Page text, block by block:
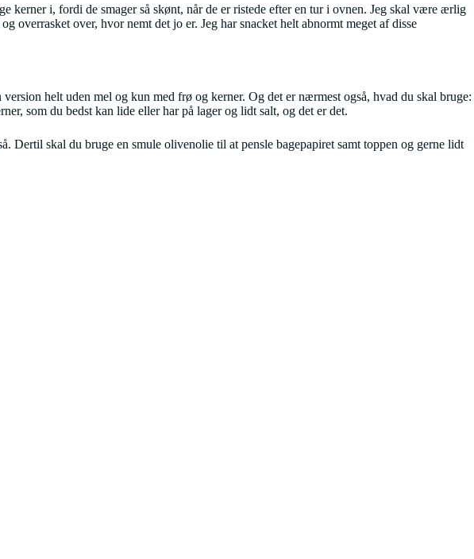
i, fordi de smager så skønt, når de er ristede efter en tur i ovnen. Jeg skal være ærlig
over, hvor nemt det jo er. Jeg har snacket helt abnormt meget af disse
helt uden mel og kun med frø og kerner. Og det er nærmest også, hvad du skal bruge:
som du bedst kan lide eller har på lager og lidt salt, og det er det.
Dertil skal du bruge en smule olivenolie til at pensle bagepapiret samt toppen og gerne lidt